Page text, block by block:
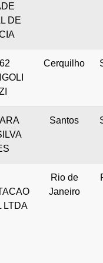
DE
Cerquilho
Santos
LTDA
Rio de
Janeiro